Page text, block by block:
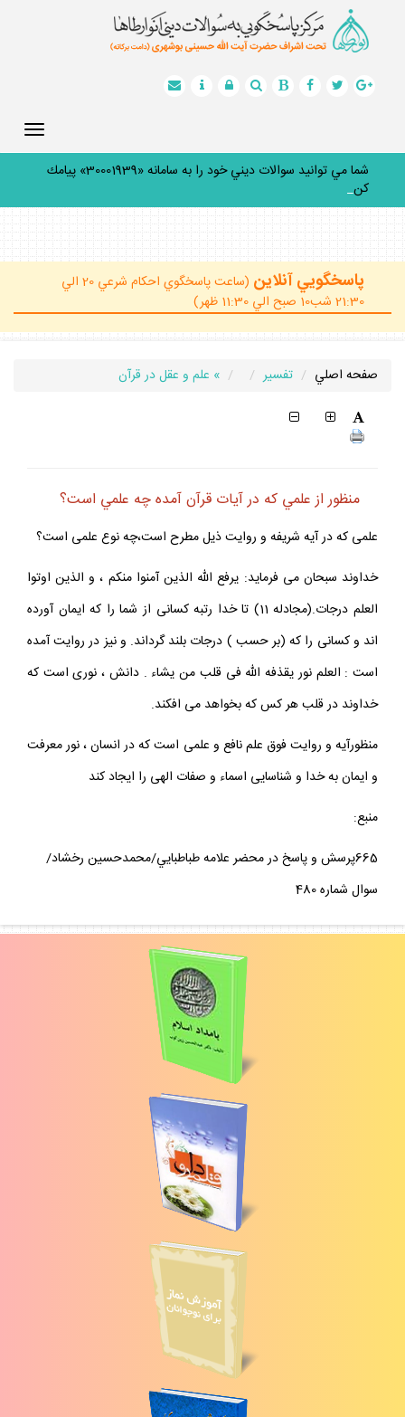
شما مي توانيد سوالات ديني خود را به سامانه «30001939» پيامك
كنيد_
پاسخگويي آنلاين
(ساعت پاسخگوي احكام شرعي 20 الي
21:30 شب10 صبح الي 11:30 ظهر)
صفحه اصلي تفسير » علم و عقل در قرآن
منظور از علمي كه در آيات قرآن آمده چه علمي است؟
علمى كه در آيه شريفه و روايت ذيل مطرح است،چه نوع علمى است؟
خداوند سبحان مى فرمايد: يرفع الله الذين آمنوا منكم ، و الذين اوتوا
العلم درجات.(مجادله 11) تا خدا رتبه كسانى از شما را كه ايمان آورده
اند و كسانى را كه (بر حسب ) درجات بلند گرداند. و نيز در روايت آمده
است : العلم نور يقذفه الله فى قلب من يشاء . دانش ، نورى است كه
خداوند در قلب هر كس كه بخواهد مى افكند.
منظورآيه و روايت فوق علم نافع و علمى است كه در انسان ، نور معرفت
و ايمان به خدا و شناسايى اسماء و صفات الهى را ايجاد كند
منبع:
665پرسش و پاسخ در محضر علامه طباطبايي/محمدحسين رخشاد/
سوال شماره 480